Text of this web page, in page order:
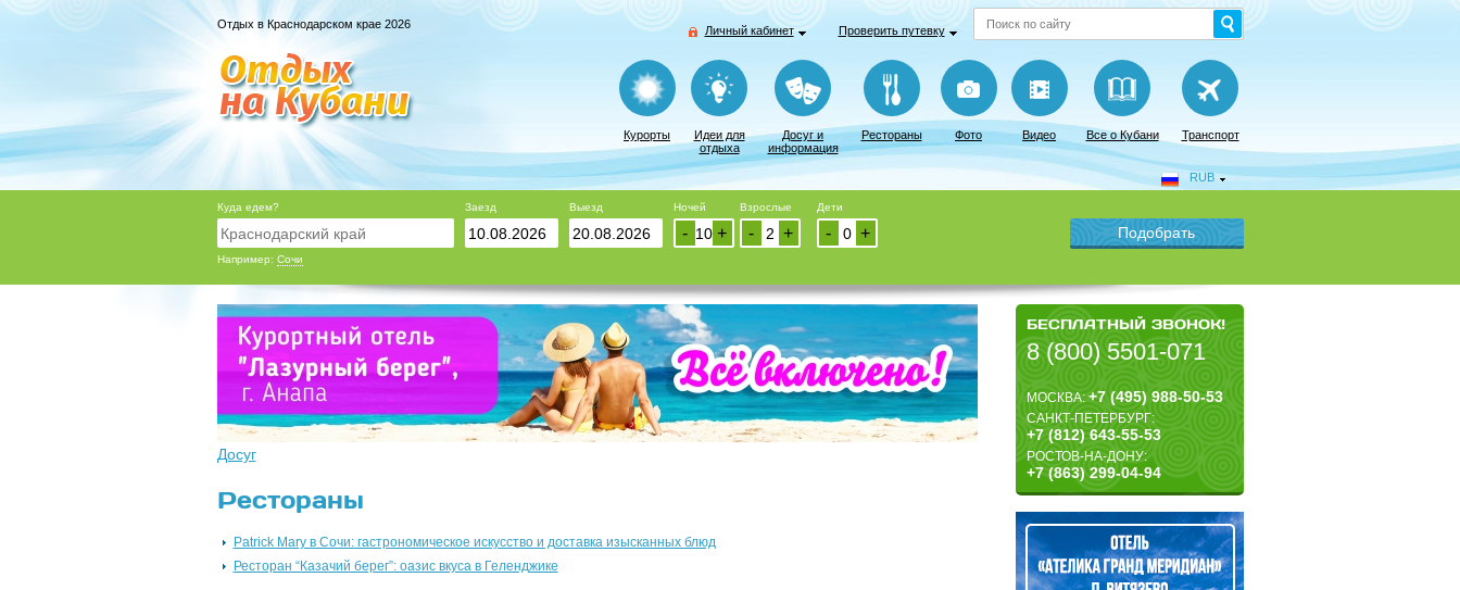
Отдых в Краснодарском крае 2026 Личный кабинет Проверить путевку
Курорты
Идеи для
отдыха
Досуг и
информация
Рестораны Фото Видео Все о Кубани Транспорт
RUB
Куда едем?
Например: Сочи
Заезд Выезд Ночей
+
-
Взрослые
+
-
Дети
+
-
БЕСПЛАТНЫЙ ЗВОНОК!
8 (800) 5501-071
МОСКВА:+7 (495) 988-50-53
САНКТ-ПЕТЕРБУРГ:
+7 (812) 643-55-53
РОСТОВ-НА-ДОНУ:
+7 (863) 299-04-94
Досуг
Рестораны
Patrick Mary в Сочи: гастрономическое искусство и доставка изысканных блюд
Ресторан “Казачий берег”: оазис вкуса в Геленджике